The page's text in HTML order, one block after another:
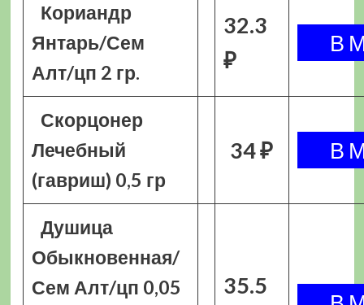
Кориандр
Янтарь/Сем
Алт/цп 2 гр.
32.3
₽
Скорцонер
Лечебный
(гавриш) 0,5 гр
34 ₽
Душица
Обыкновенная/
Сем Алт/цп 0,05
35.5